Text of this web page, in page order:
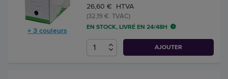
+ 3 couleurs
26,60 € HTVA
(32,19 € TVAC)
EN STOCK, LIVRÉ EN 24/48H
AJOUTER